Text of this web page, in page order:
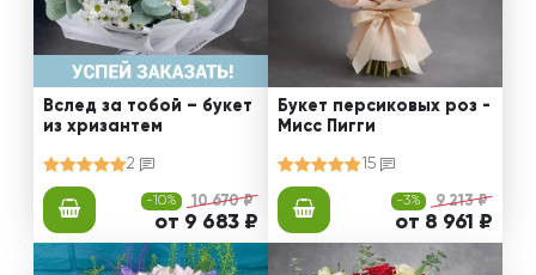
Вслед за тобой – букет
из хризантем
2
-10% 10 670 ₽
от 9 683 ₽
Букет персиковых роз -
Мисс Пигги
15
-3% 9 213 ₽
от 8 961 ₽